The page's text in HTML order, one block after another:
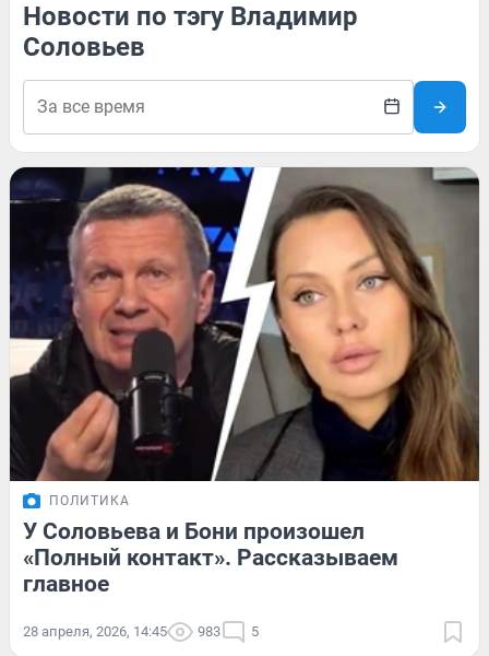
Новости по тэгу Владимир
Соловьев
ПОЛИТИКА
У Соловьева и Бони произошел
«Полный контакт». Рассказываем
главное
28 апреля, 2026, 14:45 983 5